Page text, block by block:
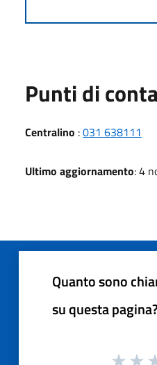
Punti di
Centralino :031 638111
Ultimo aggiornamento: 4
Quanto sono
su questa